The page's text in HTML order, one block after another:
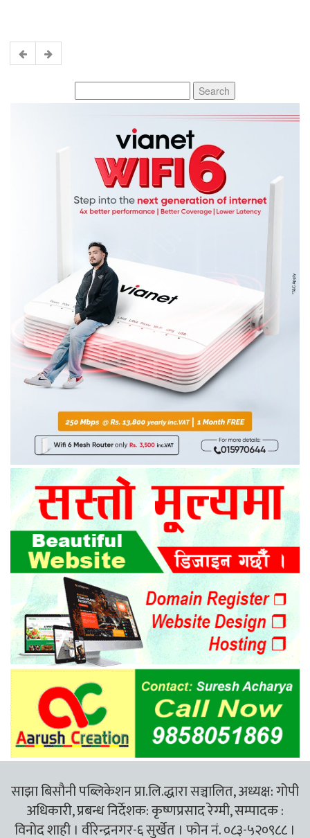
for:
साझा बिसौनी पब्लिकेशन प्रा.लि.द्धारा सञ्चालित, अध्यक्ष: गोपी
अधिकारी, प्रबन्ध निर्देशक: कृष्णप्रसाद रेग्मी, सम्पादक :
विनोद शाही । वीरेन्द्रनगर-६ सुर्खेत । फोन नं. ०८३-५२०९८८ ।